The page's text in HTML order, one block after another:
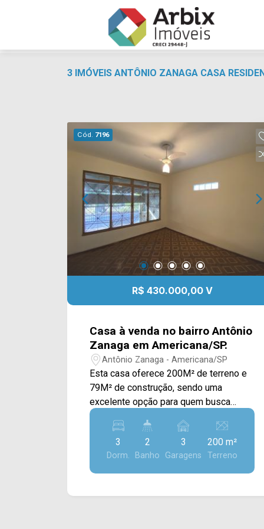
3 IMÓVEIS ANTÔNIO ZANAGA CASA
Cód. 7196
R$ 430.000,00 V
Casa à venda no bairro Antônio
Zanaga em Americana/SP.
Antônio Zanaga - Americana/SP
Esta casa oferece 200M² de terreno e
79M² de construção, sendo uma
excelente opção para quem busca
conforto, praticidade e uma área
externa versátil para o dia a dia. O
imóvel conta com sala de estar e sala
de jantar integrada à cozinha com
armários, proporcionando um ambiente
3
Dorm.
2
Banho
3
Garagens
200 m²
Terreno